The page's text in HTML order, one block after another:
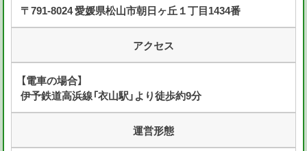
〒791-8024 愛媛県松山市朝日ヶ丘１丁目1434番
アクセス
【電車の場合】
伊予鉄道高浜線「衣山駅」より徒歩約9分
運営形態